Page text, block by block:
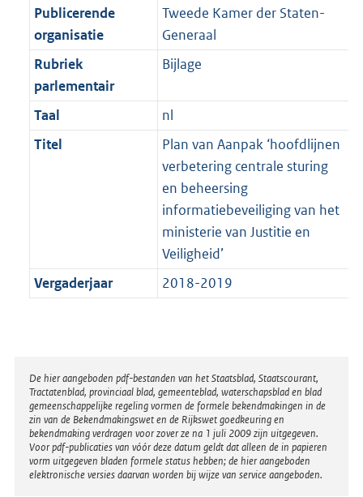
a
t
b K
b
Publicerende
organisatie
Tweede Kamer der Staten-
Generaal
Rubriek
parlementair
Bijlage
Taal
nl
Titel
Plan van Aanpak ‘hoofdlijnen
verbetering centrale sturing
en beheersing
informatiebeveiliging van het
ministerie van Justitie en
Veiligheid’
Vergaderjaar
2018-2019
Disclaimer
De hier aangeboden pdf-bestanden van het Staatsblad, Staatscourant,
Tractatenblad, provinciaal blad, gemeenteblad, waterschapsblad en blad
gemeenschappelijke regeling vormen de formele bekendmakingen in de
zin van de Bekendmakingswet en de Rijkswet goedkeuring en
bekendmaking verdragen voor zover ze na 1 juli 2009 zijn uitgegeven.
Voor pdf-publicaties van vóór deze datum geldt dat alleen de in papieren
vorm uitgegeven bladen formele status hebben; de hier aangeboden
elektronische versies daarvan worden bij wijze van service aangeboden.